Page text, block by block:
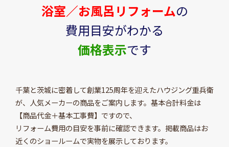
浴室／お風呂リフォームの
費用目安がわかる
価格表示です
千葉と茨城に密着して創業125周年を迎えたハウジング重兵衛
が、人気メーカーの商品をご案内します。基本合計料金は
【商品代金＋基本工事費】ですので、
リフォーム費用の目安を事前に確認できます。掲載商品はお
近くのショールームで実物を展示しております。